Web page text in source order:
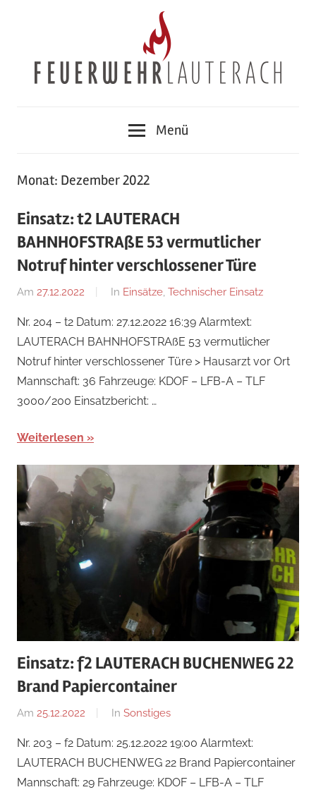
Lauterach
Menü
Monat: Dezember 2022
Einsatz: t2 LAUTERACH
BAHNHOFSTRAßE 53 vermutlicher
Notruf hinter verschlossener Türe
Am 27.12.2022
Von
Steiner
In Einsätze Technischer Einsatz
Nr. 204 – t2 Datum: 27.12.2022 16:39 Alarmtext:
LAUTERACH BAHNHOFSTRAßE 53 vermutlicher
Notruf hinter verschlossener Türe > Hausarzt vor Ort
Mannschaft: 36 Fahrzeuge: KDOF – LFB-A – TLF
3000/200 Einsatzbericht: …
Weiterlesen
Einsatz: f2 LAUTERACH BUCHENWEG 22
Brand Papiercontainer
Am 25.12.2022
Von
Steiner
In Sonstiges
Nr. 203 – f2 Datum: 25.12.2022 19:00 Alarmtext:
LAUTERACH BUCHENWEG 22 Brand Papiercontainer
Mannschaft: 29 Fahrzeuge: KDOF – LFB-A – TLF